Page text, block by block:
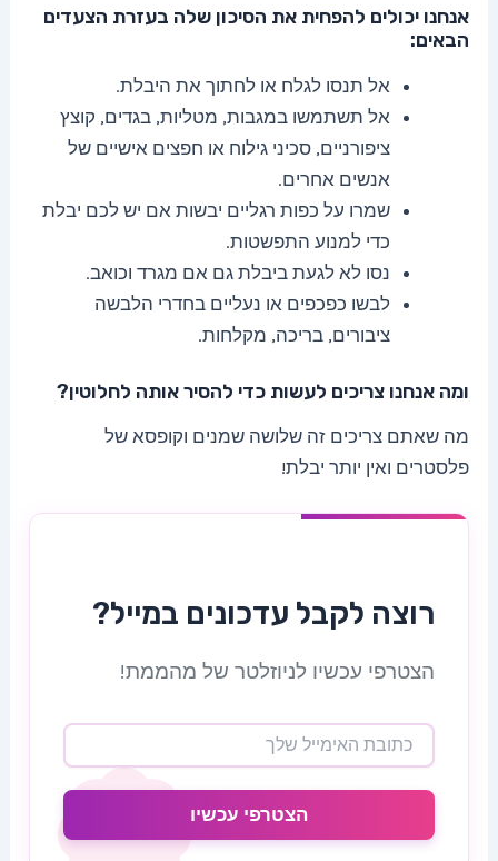
אנחנו יכולים להפחית את הסיכון שלה בעזרת הצעדים
הבאים:
אל תנסו לגלח או לחתוך את היבלת.
אל תשתמשו במגבות, מטליות, בגדים, קוצץ
ציפורניים, סכיני גילוח או חפצים אישיים של
אנשים אחרים.
שמרו על כפות רגליים יבשות אם יש לכם יבלת
כדי למנוע התפשטות.
נסו לא לגעת ביבלת גם אם מגרד וכואב.
לבשו כפכפים או נעליים בחדרי הלבשה
ציבורים, בריכה, מקלחות.
ומה אנחנו צריכים לעשות כדי להסיר אותה לחלוטין?
מה שאתם צריכים זה שלושה שמנים וקופסא של
פלסטרים ואין יותר יבלת!
רוצה לקבל עדכונים במייל?
הצטרפי עכשיו לניוזלטר של מהממת!
הצטרפי עכשיו